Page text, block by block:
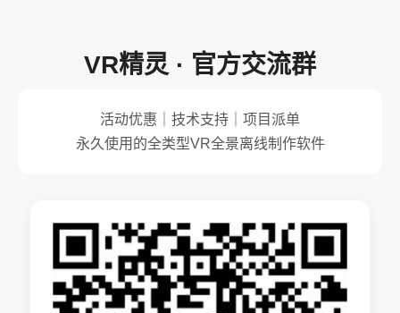
VR精灵 · 官方交流群
活动优惠｜技术支持｜项目派单
永久使用的全类型VR全景离线制作软件